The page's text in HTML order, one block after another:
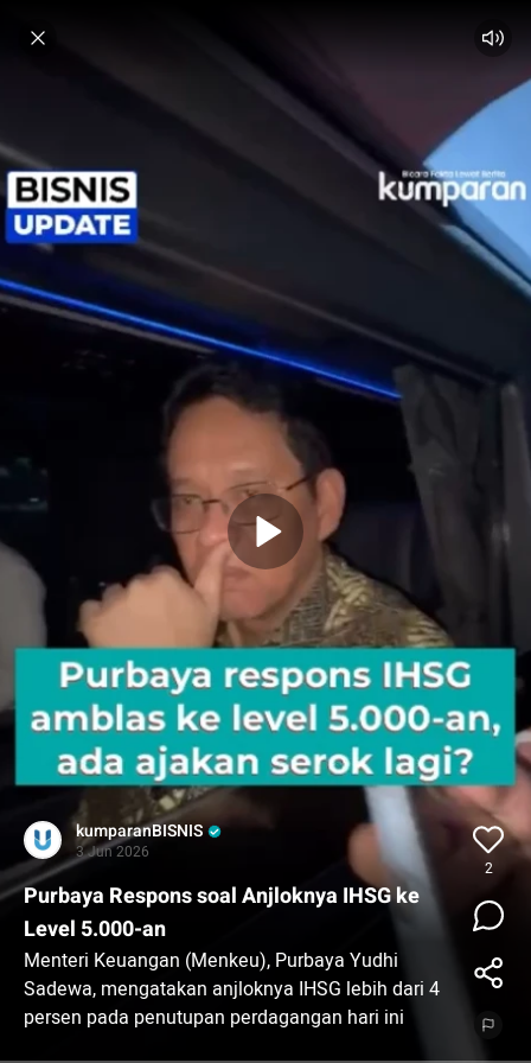
kumparanBISNIS
3 Jun 2026
Purbaya Respons soal Anjloknya IHSG ke
Level 5.000-an
Menteri Keuangan (Menkeu), Purbaya Yudhi
Sadewa, mengatakan anjloknya IHSG lebih dari 4
persen pada penutupan perdagangan hari ini
2